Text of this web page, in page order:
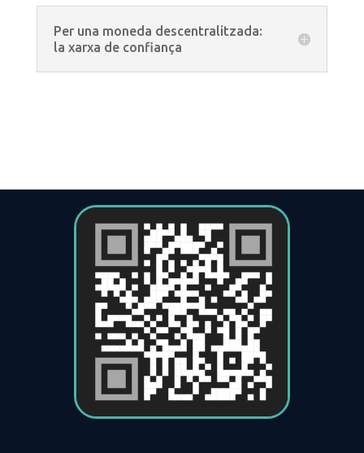
Per una moneda descentralitzada:
la xarxa de confiança